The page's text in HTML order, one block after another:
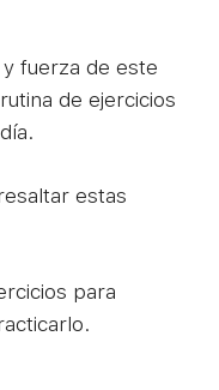
fuerza de este
de ejercicios
estas
para